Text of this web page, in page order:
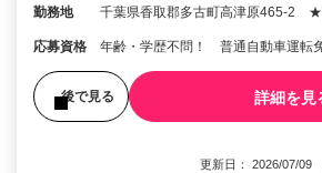
勤務地 千葉県香取郡多古町高津原465-2 ★
応募資格 年齢・学歴不問！ 普通自動車運転
後で見る 詳細を見
更新日： 2026/07/